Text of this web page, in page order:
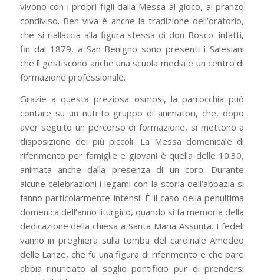
vivono con i propri figli dalla Messa al gioco, al pranzo
condiviso. Ben viva è anche la tradizione dell’oratorio,
che si riallaccia alla figura stessa di don Bosco: infatti,
fin dal 1879, a San Benigno sono presenti i Salesiani
che lì gestiscono anche una scuola media e un centro di
formazione professionale.
Grazie a questa preziosa osmosi, la parrocchia può
contare su un nutrito gruppo di animatori, che, dopo
aver seguito un percorso di formazione, si mettono a
disposizione dei più piccoli. La Messa domenicale di
riferimento per famiglie e giovani è quella delle 10.30,
animata anche dalla presenza di un coro. Durante
alcune celebrazioni i legami con la storia dell’abbazia si
fanno particolarmente intensi. È il caso della penultima
domenica dell’anno liturgico, quando si fa memoria della
dedicazione della chiesa a Santa Maria Assunta. I fedeli
vanno in preghiera sulla tomba del cardinale Amedeo
delle Lanze, che fu una figura di riferimento e che pare
abbia rinunciato al soglio pontificio pur di prendersi